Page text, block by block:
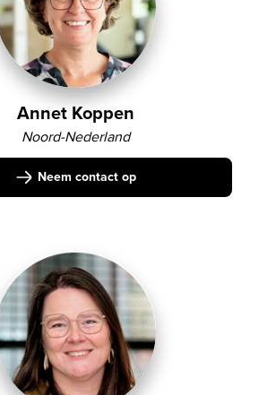
Annet Koppen
Noord-Nederland
Neem contact op